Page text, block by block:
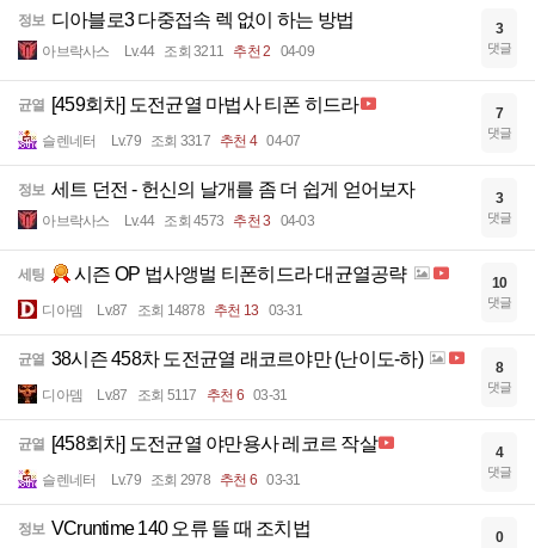
정보 디아블로3 다중접속 렉 없이 하는 방법
아브락사스 Lv.44 조회 3211 추천 2 04-09
3
댓글
균열 [459회차] 도전균열 마법사 티폰 히드라
슬렌네터 Lv.79 조회 3317 추천 4 04-07
7
댓글
정보 세트 던전 - 헌신의 날개를 좀 더 쉽게 얻어보자
아브락사스 Lv.44 조회 4573 추천 3 04-03
3
댓글
세팅 시즌 OP 법사앵벌 티폰히드라 대균열공략
디아뎀 Lv.87 조회 14878 추천 13 03-31
10
댓글
균열 38시즌 458차 도전균열 래코르야만 (난이도-하)
디아뎀 Lv.87 조회 5117 추천 6 03-31
8
댓글
균열 [458회차] 도전균열 야만용사 레코르 작살
슬렌네터 Lv.79 조회 2978 추천 6 03-31
4
댓글
정보 VCruntime 140 오류 뜰 때 조치법 0